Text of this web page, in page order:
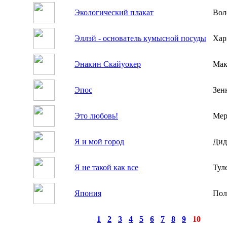
Экологический плакат
Эллэй - основатель кумысной посуды
Энакин Скайуокер
Эпос
Это любовь!
Я и мой город
Я не такой как все
Япония
1 2 3 4 5 6 7 8 9 10